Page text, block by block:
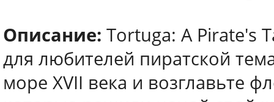
Описание: Tortuga: A Pirate's
для любителей пиратской
море XVII века и возглавьте